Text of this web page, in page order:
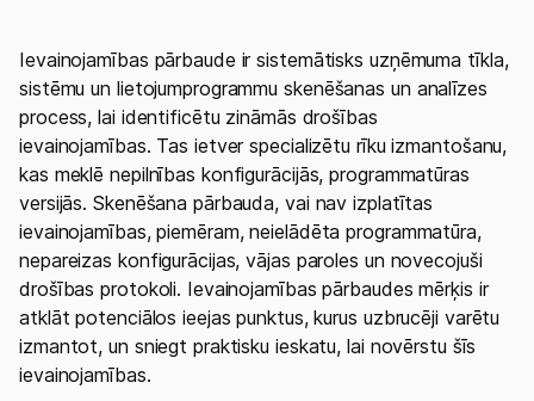
Ievainojamības pārbaude ir sistemātisks uzņēmuma tīkla,
sistēmu un lietojumprogrammu skenēšanas un analīzes
process, lai identificētu zināmās drošības
ievainojamības. Tas ietver specializētu rīku izmantošanu,
kas meklē nepilnības konfigurācijās, programmatūras
versijās. Skenēšana pārbauda, ​​vai nav izplatītas
ievainojamības, piemēram, neielādēta programmatūra,
nepareizas konfigurācijas, vājas paroles un novecojuši
drošības protokoli. Ievainojamības pārbaudes mērķis ir
atklāt potenciālos ieejas punktus, kurus uzbrucēji varētu
izmantot, un sniegt praktisku ieskatu, lai novērstu šīs
ievainojamības.